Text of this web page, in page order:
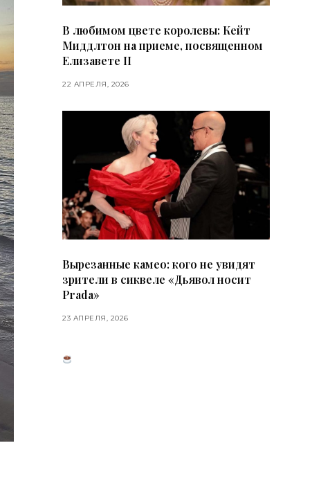
В любимом цвете королевы: Кейт
Миддлтон на приеме, посвященном
Елизавете II
22 АПРЕЛЯ, 2026
Вырезанные камео: кого не увидят
зрители в сиквеле «Дьявол носит
Prada»
23 АПРЕЛЯ, 2026